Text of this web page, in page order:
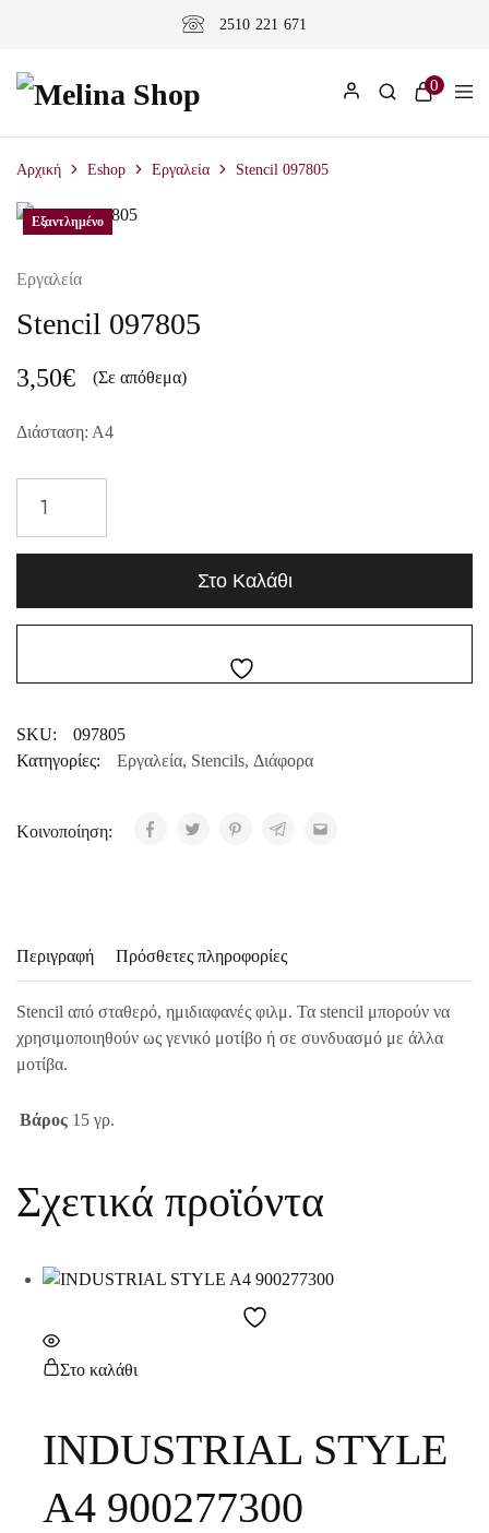
2510 221 671
0
Αρχική Eshop Εργαλεία Stencil 097805
Εργαλεία
Stencil 097805
3,50€ (Σε απόθεμα)
Διάσταση: Α4
Στο Καλάθι
SKU:
097805
Κατηγορίες:
Εργαλεία, Stencils, Διάφορα
Κοινοποίηση:
Περιγραφή Πρόσθετες πληροφορίες
Stencil από σταθερό, ημιδιαφανές φιλμ. Τα stencil μπορούν να
χρησιμοποιηθούν ως γενικό μοτίβο ή σε συνδυασμό με άλλα
μοτίβα.
Βάρος 15 γρ.
Σχετικά προϊόντα
Στο καλάθι
INDUSTRIAL STYLE
A4 900277300
Εξαντλημένο